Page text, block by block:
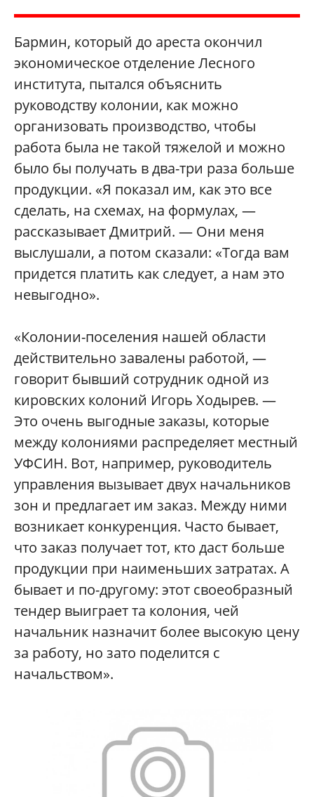
Бармин, который до ареста окончил
экономическое отделение Лесного
института, пытался объяснить
руководству колонии, как можно
организовать производство, чтобы
работа была не такой тяжелой и можно
было бы получать в два-три раза больше
продукции. «Я показал им, как это все
сделать, на схемах, на формулах, —
рассказывает Дмитрий. — Они меня
выслушали, а потом сказали: «Тогда вам
придется платить как следует, а нам это
невыгодно».
«Колонии-поселения нашей области
действительно завалены работой, —
говорит бывший сотрудник одной из
кировских колоний Игорь Ходырев. —
Это очень выгодные заказы, которые
между колониями распределяет местный
УФСИН. Вот, например, руководитель
управления вызывает двух начальников
зон и предлагает им заказ. Между ними
возникает конкуренция. Часто бывает,
что заказ получает тот, кто даст больше
продукции при наименьших затратах. А
бывает и по-другому: этот своеобразный
тендер выиграет та колония, чей
начальник назначит более высокую цену
за работу, но зато поделится с
начальством».